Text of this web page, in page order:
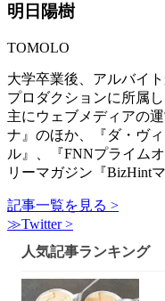
明日陽樹
TOMOLO
大学卒業後、アルバイ
プロダクションに所属
主にウェブメディアの
ナ』のほか、『ダ・ヴ
ル』、『FNNプライム
リーマガジン『BizHint
記事一覧を見る >
≫Twitter >
人気記事ランキング